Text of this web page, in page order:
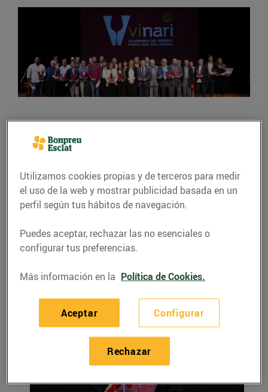
"El sector del vi és
estratègic, cohesiona el
territori i és sostenible"
09/febrero/2017
Utilizamos cookies propias y de terceros para medir
el uso de la web y mostrar publicidad basada en un
perfil según tus hábitos de navegación.
Puedes aceptar, rechazar las no esenciales o
configurar tus preferencias.
Más información en la Política de Cookies.
Configurar
Rechazar
Aceptar